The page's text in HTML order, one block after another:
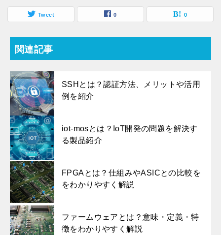
Tweet 0 0
関連記事
SSHとは？認証方法、メリットや活用
例を紹介
iot-mosとは？IoT開発の問題を解決す
る製品紹介
FPGAとは？仕組みやASICとの比較を
をわかりやすく解説
ファームウェアとは？意味・定義・特
徴をわかりやすく解説